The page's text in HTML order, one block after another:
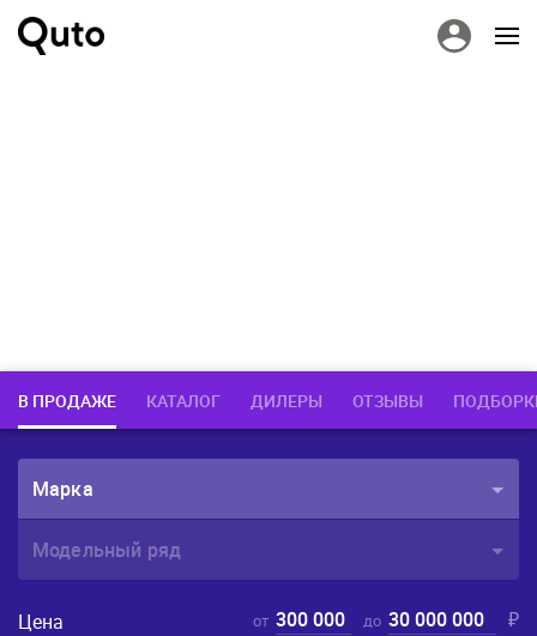
В ПРОДАЖЕ КАТАЛОГ ДИЛЕРЫ ОТЗЫВЫ
Марка
Модельный ряд
Цена от 300 000 до 30 000 000 ₽